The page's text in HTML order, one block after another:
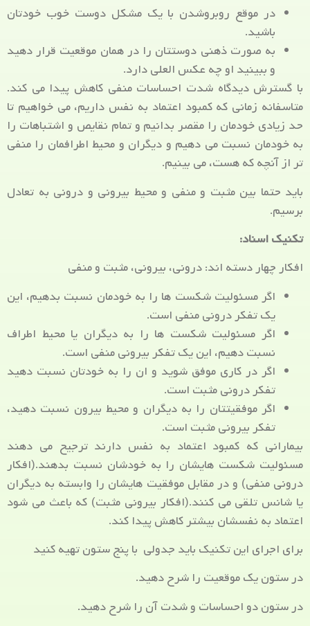
در موقع روبروشدن با یک مشکل دوست خوب خودتان
باشید.
به صورت ذهنی دوستتان را در همان موقعیت قرار دهید
و ببینید او چه عکس العلی دارد.
با گسترش دیدگاه شدت احساسات منفی کاهش پیدا می کند.
متاسفانه زمانی که کمبود اعتماد به نفس داریم، می خواهیم تا
حد زیادی خودمان را مقصر بدانیم و تمام نقایص و اشتباهات را
به خودمان نسبت می دهیم و دیگران و محیط اطرافمان را منفی
تر از آنچه که هست، می بینیم.
باید حتما بین مثبت و منفی و محیط بیرونی و درونی به تعادل
برسیم.
تکنیک اسناد:
افکار چهار دسته اند: درونی، بیرونی، مثبت و منفی
اگر مسئولیت شکست ها را به خودمان نسبت بدهیم، این
یک تفکر درونی منفی است.
اگر مسئولیت شکست ها را به دیگران یا محیط اطراف
نسبت دهیم، این یک تفکر بیرونی منفی است.
اگر در کاری موفق شوید و ان را به خودتان نسبت دهید
تفکر درونی مثبت است.
اگر موفقیتتان را به دیگران و محیط بیرون نسبت دهید،
تفکر بیرونی مثبت است.
بیمارانی که کمبود اعتماد به نفس دارند ترجیح می دهند
مسئولیت شکست هایشان را به خودشان نسبت بدهند.(افکار
درونی منفی) و در مقابل موفقیت هایشان را وابسته به دیگران
یا شانس تلقی می کنند.(افکار بیرونی مثبت) که باعث می شود
اعتماد به نفسشان بیشتر کاهش پیدا کند.
برای اجرای این تکنیک باید جدولی با پنج ستون تهیه کنید
در ستون یک موقعیت را شرح دهید.
در ستون دو احساسات و شدت آن را شرح دهید.